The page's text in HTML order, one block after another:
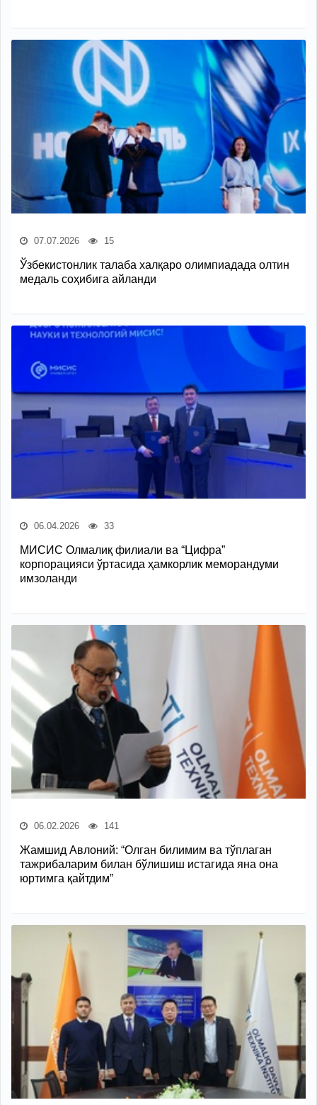
07.07.2026 15
Ўзбекистонлик талаба халқаро олимпиадада олтин
медаль соҳибига айланди
06.04.2026 33
МИСИС Олмалиқ филиали ва “Цифра”
корпорацияси ўртасида ҳамкорлик меморандуми
имзоланди
06.02.2026 141
Жамшид Авлоний: “Олган билимим ва тўплаган
тажрибаларим билан бўлишиш истагида яна она
юртимга қайтдим”